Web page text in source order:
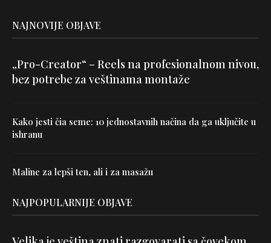
NAJNOVIJE OBJAVE
„Pro-Creator“ – Reels na profesionalnom nivou,
bez potrebe za veštinama montaže
Kako jesti čia seme: 10 jednostavnih načina da ga uključite u
ishranu
Maline za lepši ten, ali i za masažu
NAJPOPULARNIJE OBJAVE